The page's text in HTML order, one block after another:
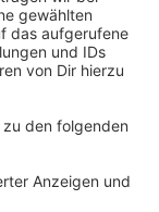
anderem
im
Bahnhof
ist eine